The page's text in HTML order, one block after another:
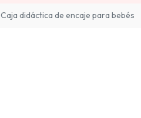
Caja didáctica de encaje para bebés